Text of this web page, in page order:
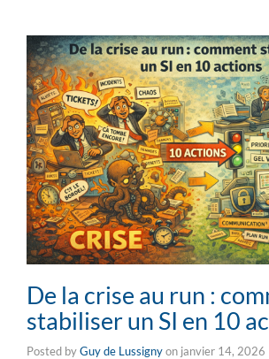
De la crise au run :
stabiliser un SI en 10
Posted byGuy de Lussignyon janvier 14, 2026